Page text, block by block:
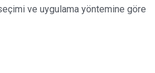
ve uygulama yöntemine göre